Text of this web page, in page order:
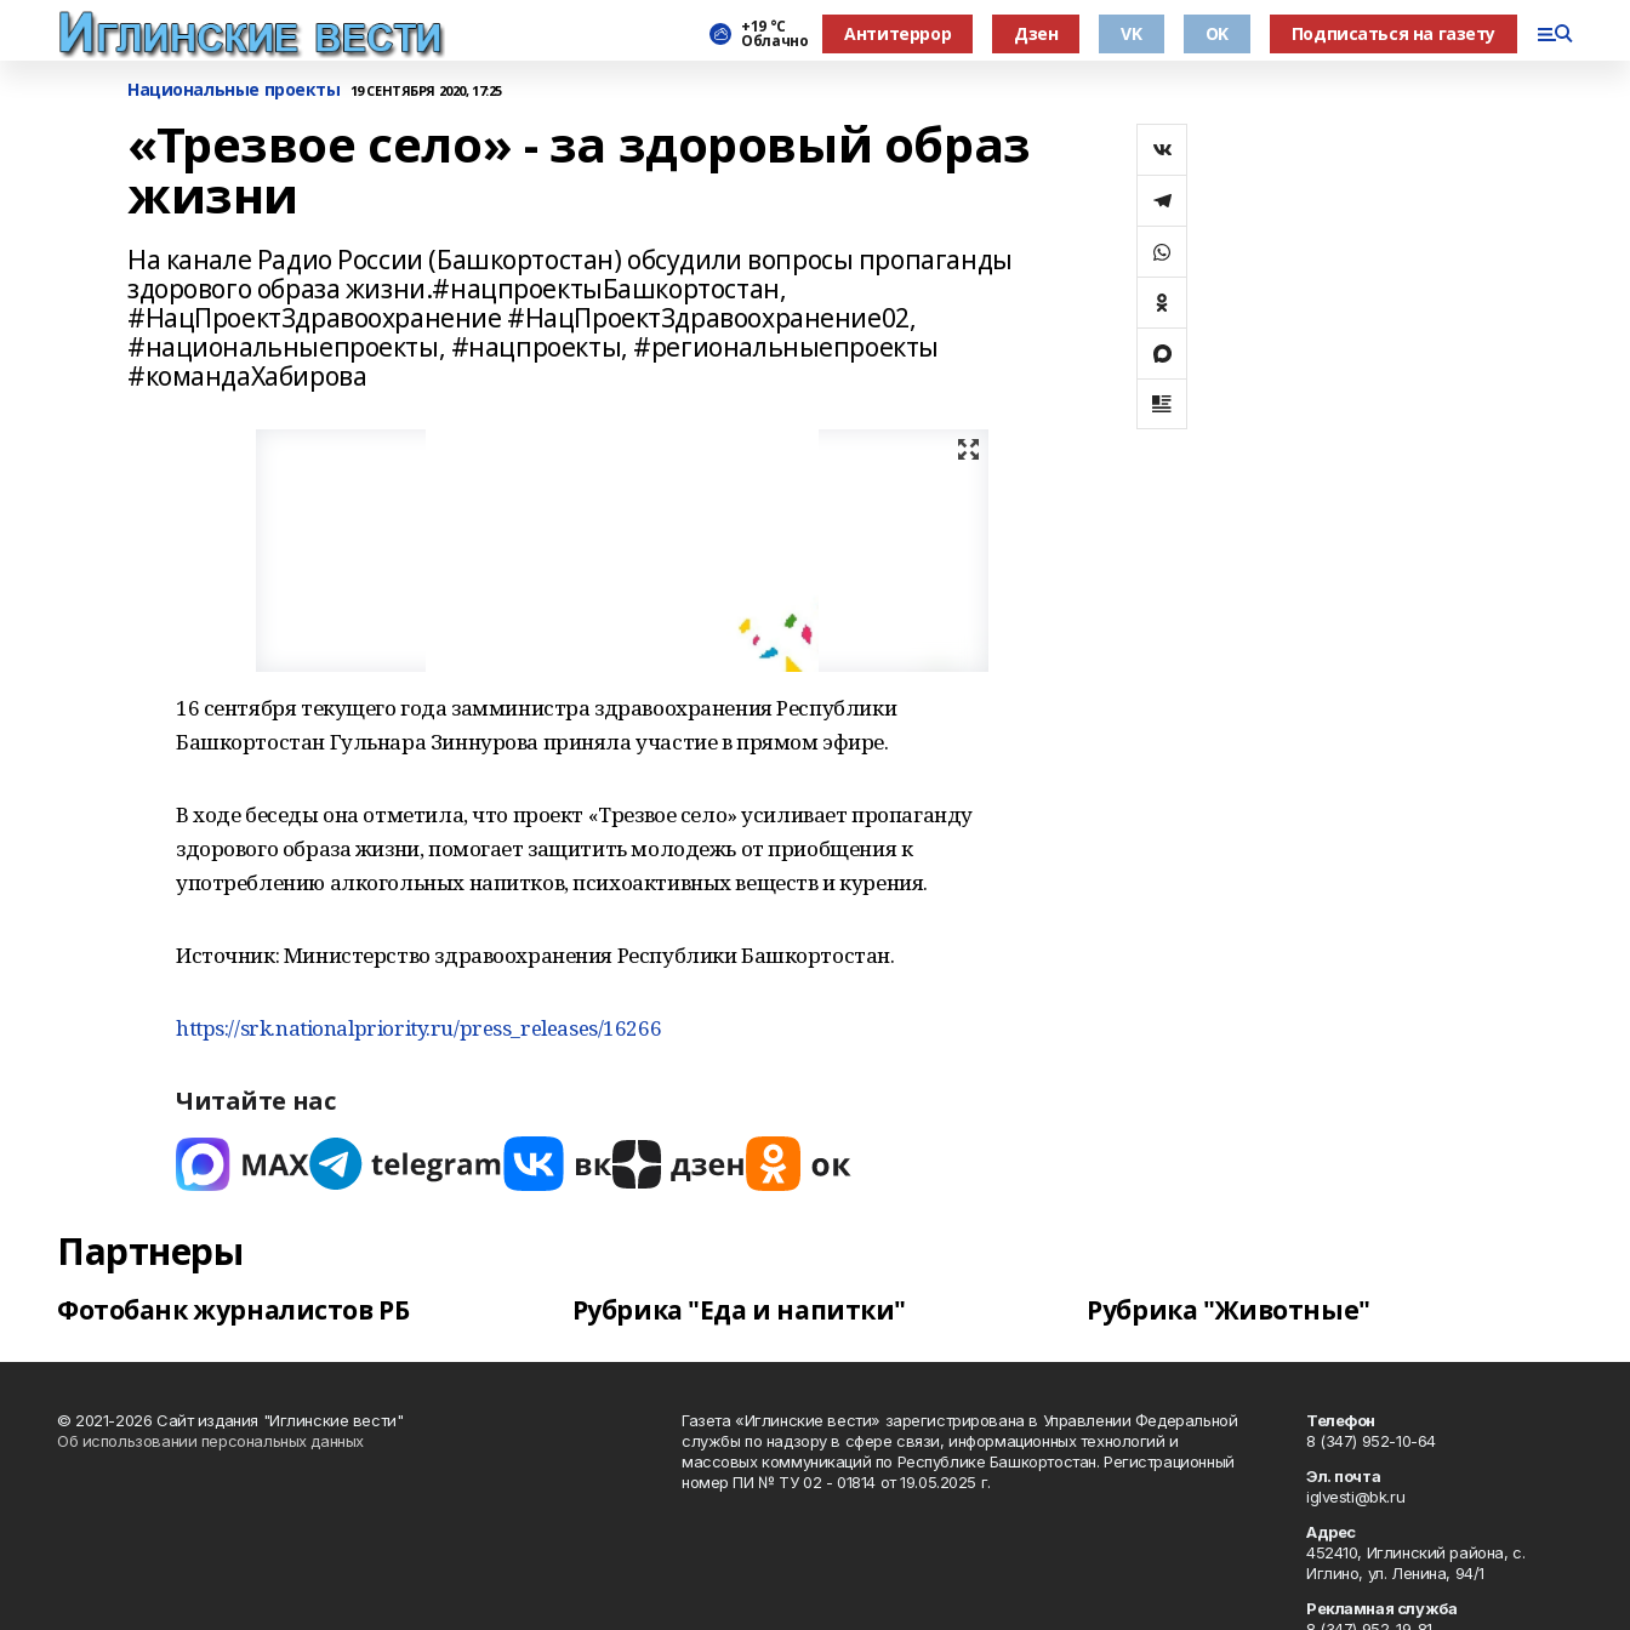
+19 °С
Облачно Антитеррор Дзен VK OK Подписаться на газету
Национальные проекты 19 СЕНТЯБРЯ 2020, 17:25
«Трезвое село» - за здоровый образ
жизни
На канале Радио России (Башкортостан) обсудили вопросы пропаганды
здорового образа жизни.#нацпроектыБашкортостан,
#НацПроектЗдравоохранение #НацПроектЗдравоохранение02,
#национальныепроекты, #нацпроекты, #региональныепроекты
#командаХабирова
16 сентября текущего года замминистра здравоохранения Республики
Башкортостан Гульнара Зиннурова приняла участие в прямом эфире.
В ходе беседы она отметила, что проект «Трезвое село» усиливает пропаганду
здорового образа жизни, помогает защитить молодежь от приобщения к
употреблению алкогольных напитков, психоактивных веществ и курения.
Источник: Министерство здравоохранения Республики Башкортостан.
https://srk.nationalpriority.ru/press_releases/16266
Читайте нас
Партнеры
Фотобанк журналистов РБ Рубрика "Еда и напитки" Рубрика "Животные"
© 2021-2026 Сайт издания "Иглинские вести"
Об использовании персональных данных
Газета «Иглинские вести» зарегистрирована в Управлении Федеральной
службы по надзору в сфере связи, информационных технологий и
массовых коммуникаций по Республике Башкортостан. Регистрационный
номер ПИ № ТУ 02 - 01814 от 19.05.2025 г.
Телефон
8 (347) 952-10-64
Эл. почта
iglvesti@bk.ru
Адрес
452410, Иглинский района, с.
Иглино, ул. Ленина, 94/1
Рекламная служба